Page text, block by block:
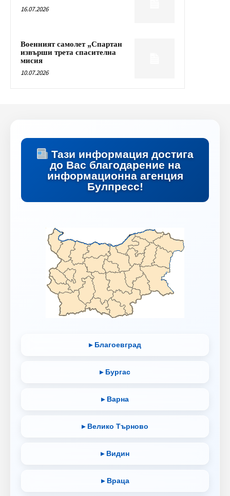
16.07.2026
Военният самолет „Спартан
извърши трета спасителна
мисия
10.07.2026
Тази информация достига
до Вас благодарение на
информационна агенция
Булпресс!
▸ Благоевград
▸ Бургас
▸ Варна
▸ Велико Търново
▸ Видин
▸ Враца